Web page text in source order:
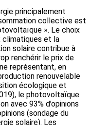
principalement
collective est
». Le choix
climatiques et la
solaire contribue à
renchérir le prix de
représentant, en
renouvelable
écologique et
le photovoltaïque
avec 93% d’opinions
(sondage du
solaire). Les